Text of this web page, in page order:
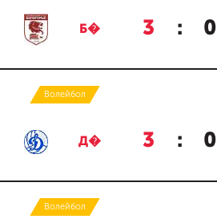
Б� 3 : 0
Волейбол
Д� 3 : 0
Волейбол